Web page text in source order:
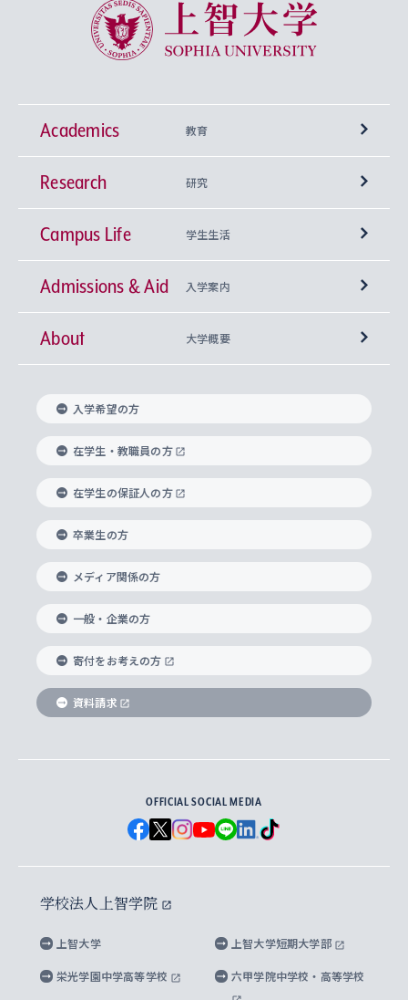
上智大学 Sophia University
Academics 教育
学部
神学部
文学部
総合人間科学部
経済学部
外国語学部
総合グローバル学部
国際教養学部
理工学部
Futures） – 持続可能な未来を考える６学科連携
興味から学科を探す
上智大学の全学共通教育
基盤教育センター
キリスト教人間学
身体知
思考と表現
データサイエンス
上智大学の語学教育
言語教育研究センター
上智大学のグローバル教育
グローバル教育センター
上智大学で学ぶ
海外で学ぶ
学びのサポート
大学院
神学研究科
実践宗教学研究科
総合人間科学研究科
経済学研究科
グローバル・スタディーズ研究科
助産学専攻科
生涯学習
Research 研究
研究所 等
キリスト教文化研究所
中世思想研究所
国際言語情報研究所
グローバル・コンサーン研究所
比較文化研究所
ヨーロッパ研究所
アジア文化研究所
アメリカ・カナダ研究所
メディア・ジャーナリズム研究所
水稀少社会研究センター
先進機械・構造材料イノベーションセンター
Sophia Open Research Weeks (SORW)
産官学連携
知的財産
研究支援制度
重点領域研究・自由課題研究
研究活動に関する法令・研究費の使用について
Campus Life 学生生活
学期区分と授業時間割
課外活動
課外教育プログラム
ボランティア活動
グローバルな学びのコミュニティ
学生の相談窓口
心身の健康相談
ハラスメント防止の取り組み
障がいのある学生への支援
キャリア形成サポート
キャリア形成支援プログラム
就職（内定先）・進路統計
企業の採用ご担当者様へのご案内
住まいのサポート
Admissions & Aid 入学案内
上智大学で取得できる学位
入れの方針）
科目等履修生
研究生・外国人特別研究生・国費留学生
交換留学生(海外大学から上智大学で学ぶ)
ノンディグリー生
Sophia Short-term Program受講生
学費・奨学金
学部入学前に出願する奨学金
国による高等教育の修学支援新制度
大学院生対象の奨学金
海外留学する際の費用と奨学金
About 大学概要
理事長・学長メッセージ
学長・副学長紹介
上智大学の精神
上智大学の理念
上智大学の沿革
ソフィア・アーカイブズ
上智大学とカトリック
グローバルエンゲージメント
上智大学を訪れた世界の知性
国連Weeks・アフリカWeeks
ダイバーシティ＆サステナビリティへの取り組み
上智大学公式ソーシャルメディア
学校法人上智学院について
数字で見る上智大学
上智大学のネットワーク
父母・保証人とのネットワーク
学外とのネットワーク
上智大学の出版物
上智大学大学案内・大学院案内
英文広報誌 SOPHIA magazine
上智大学のビジュアル・アイデンティティ
上智大学ビジュアル・アイデンティティ
上智大学校歌 ・上智大学学生歌
上智大学への取材・キャンパスでの撮影について
上智大学の公開情報
上智大学の教育研究活動等の情報公表
キャンパス案内
入学希望の方
在学生・教職員の方
在学生の保証人の方
卒業生の方
メディア関係の方
一般・企業の方
寄付をお考えの方
資料請求
OFFICIAL SOCIAL MEDIA
学校法人上智学院
上智大学 上智大学短期大学部
栄光学園中学高等学校 六甲学院中学校・高等学校